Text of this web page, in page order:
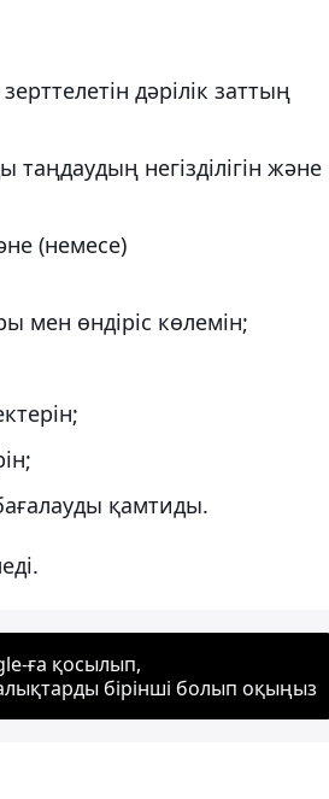
дәрілік заттың
таңдаудың негізділігін және
(немесе)
мен өндіріс көлемін;
қамтиды.
ға қосылып,
бірінші болып оқыңыз